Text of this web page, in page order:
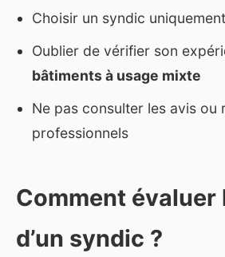
Choisir un syndic
Oublier de vérifier son
bâtiments à usage mixte
Ne pas consulter les avis ou
professionnels
Comment évaluer
d’un syndic ?